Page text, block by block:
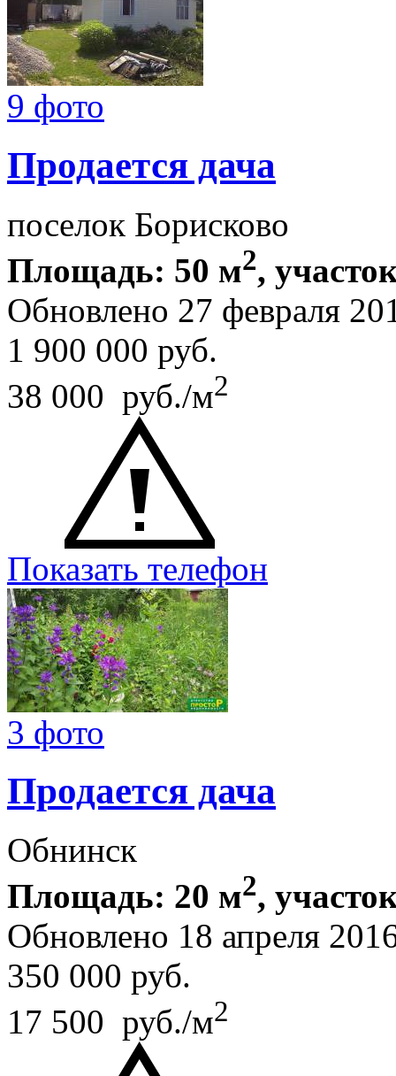
9 фото
Продается дача
поселок Борисково
Площадь: 50 м2,
Обновлено 27 февраля
1 900 000 руб.
38 000 руб./м2
Показать телефон
3 фото
Продается дача
Обнинск
Площадь: 20 м2,
Обновлено 18 апреля
350 000 руб.
17 500 руб./м2